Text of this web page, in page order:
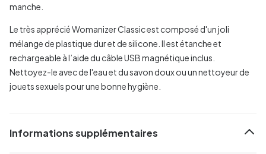
manche.
Le très apprécié Womanizer Classic est composé d'un joli
mélange de plastique dur et de silicone. Il est étanche et
rechargeable à l’aide du câble USB magnétique inclus.
Nettoyez-le avec de l'eau et du savon doux ou un nettoyeur de
jouets sexuels pour une bonne hygiène.
Informations supplémentaires